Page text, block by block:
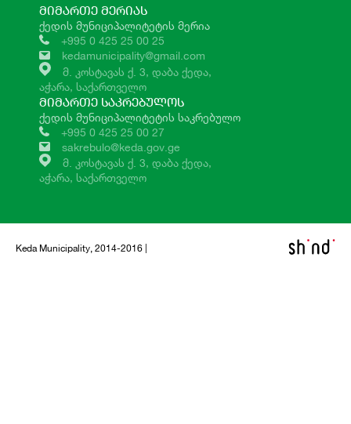
ᲛᲘᲛᲐᲠᲗᲔ ᲛᲔᲠᲘᲐᲡ
ქედის მუნიციპალიტეტის მერია
+995 0 425 25 00 25
kedamunicipality@gmail.com
მ. კოსტავას ქ. 3, დაბა ქედა,
აჭარა, საქართველო
ᲛᲘᲛᲐᲠᲗᲔ ᲡᲐᲙᲠᲔᲑᲣᲚᲝᲡ
ქედის მუნიციპალიტეტის საკრებულო
+995 0 425 25 00 27
sakrebulo@keda.gov.ge
მ. კოსტავას ქ. 3, დაბა ქედა,
აჭარა, საქართველო
Keda Municipality, 2014-2016 |